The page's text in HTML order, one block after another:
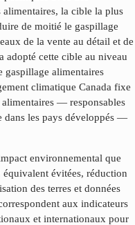
alimentaires, la cible la plus
de moitié le gaspillage
de la vente au détail et de
adopté cette cible au niveau
gaspillage alimentaires
climatique Canada fixe
— responsables
dans les pays développés —
environnemental que
évitées, réduction
des terres et données
aux indicateurs
et internationaux pour